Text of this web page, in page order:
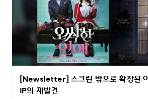
[Newsletter] 스크린 밖으로 확장된
IP의 재발견